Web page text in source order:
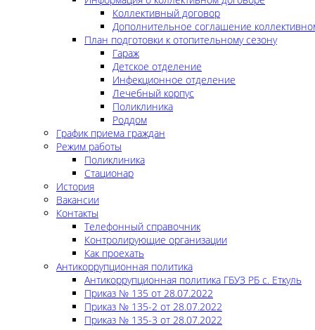
Коллективный договор
Дополнительное соглашение
План подготовки к отопительному сезону
Гараж
Детское отделение
Инфекционное отделение
Лечебный корпус
Поликлиника
Роддом
График приема граждан
Режим работы
Поликлиника
Стационар
История
Вакансии
Контакты
Телефонный справочник
Контролирующие организации
Как проехать
Антикоррупционная политика
Антикоррупционная политика ГБУЗ РБ с. Еткуль
Приказ № 135 от 28.07.2022
Приказ № 135-2 от 28.07.2022
Приказ № 135-3 от 28.07.2022